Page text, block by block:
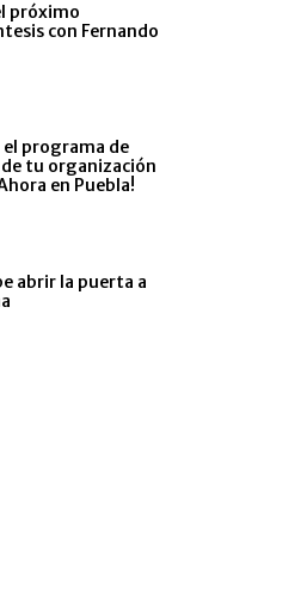
próximo
con Fernando
el programa de
tu organización
en Puebla!
abrir la puerta a